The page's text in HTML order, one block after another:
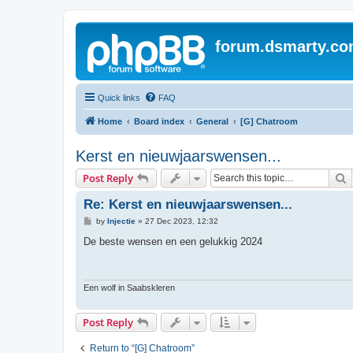
Quick links FAQ
Home Board index General [G] Chatroom
Kerst en nieuwjaarswensen...
Post Reply
Re: Kerst en nieuwjaarswensen...
P
s
by Injectie» 27 Dec 2023, 12:32
De beste wensen en een gelukkig 2024
Een wolf in Saabskleren
Post Reply
Return to “[G] Chatroom”